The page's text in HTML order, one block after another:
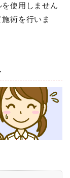
使用しません
術を行いま